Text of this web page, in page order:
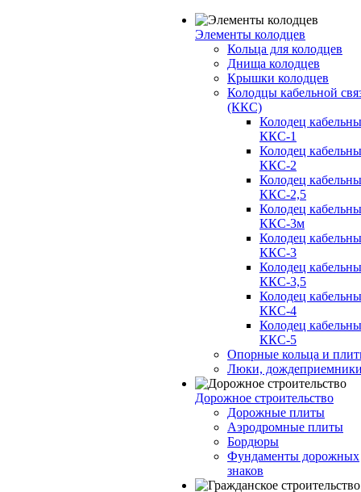
Элементы колодцев
Кольца для колодцев
Днища колодцев
Крышки колодцев
Колодцы кабельной
(ККС)
Колодец
ККС-1
Колодец
ККС-2
Колодец
ККС-2,5
Колодец
ККС-3м
Колодец
ККС-3
Колодец
ККС-3,5
Колодец
ККС-4
Колодец
ККС-5
Опорные кольца и
Люки,
Дорожное строительство
Дорожные плиты
Аэродромные плиты
Бордюры
Фундаменты дорожных
знаков